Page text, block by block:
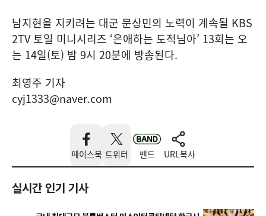
남지현을 지키려는 대군 문상민의 노력이 계속될 KBS
2TV 토일 미니시리즈 ‘은애하는 도적님아’ 13회는 오
는 14일(토) 밤 9시 20분에 방송된다.
최영주 기자
cyj1333@naver.com
페이스북 트위터 밴드 URL복사
실시간 인기 기사